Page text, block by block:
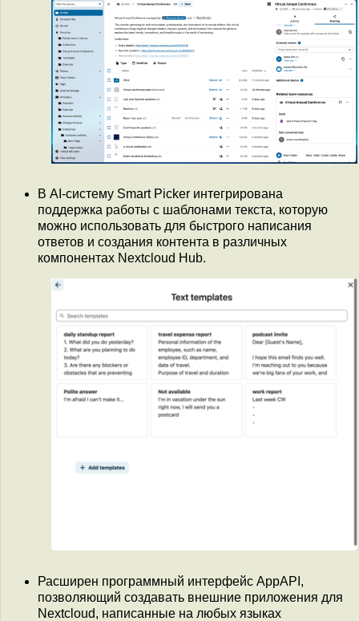
В AI-систему Smart Picker интегрирована
поддержка работы с шаблонами текста, которую
можно использовать для быстрого написания
ответов и создания контента в различных
компонентах Nextcloud Hub.
Расширен программный интерфейс AppAPI,
позволяющий создавать внешние приложения для
Nextcloud, написанные на любых языках